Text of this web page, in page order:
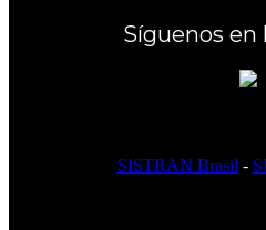
Síguenos en
SISTRAN Brasil -